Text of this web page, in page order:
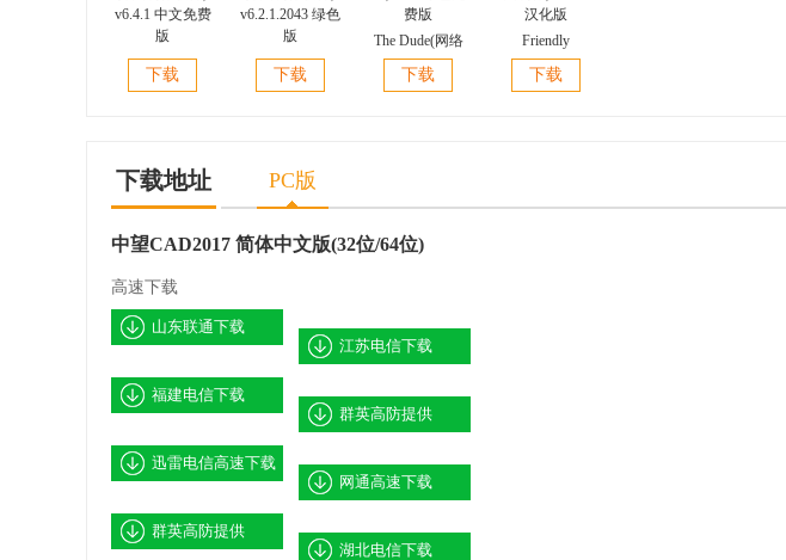
Visual
PingPlus(网络拓
下载
pacestar
lanflow(网络拓
下载
The Dude(网络
拓扑图绘制管
理) v3.5 绿色免
下载
Friendly
Pinger(网络拓扑
图制作) v5.0.1
下载
下载地址 PC版
中望CAD2017 简体中文版(32位/64位)
高速下载
山东联通下载
江苏电信下载
福建电信下载
群英高防提供
迅雷电信高速下载
网通高速下载
群英高防提供
湖北电信下载